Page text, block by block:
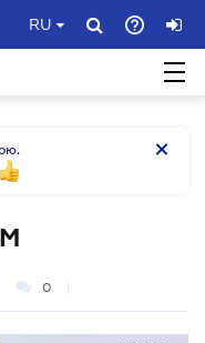
RU
0